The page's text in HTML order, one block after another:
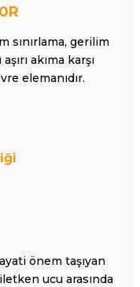
sınırlama, gerilim
akıma karşı
elemanıdır.
önem taşıyan
ucu arasında